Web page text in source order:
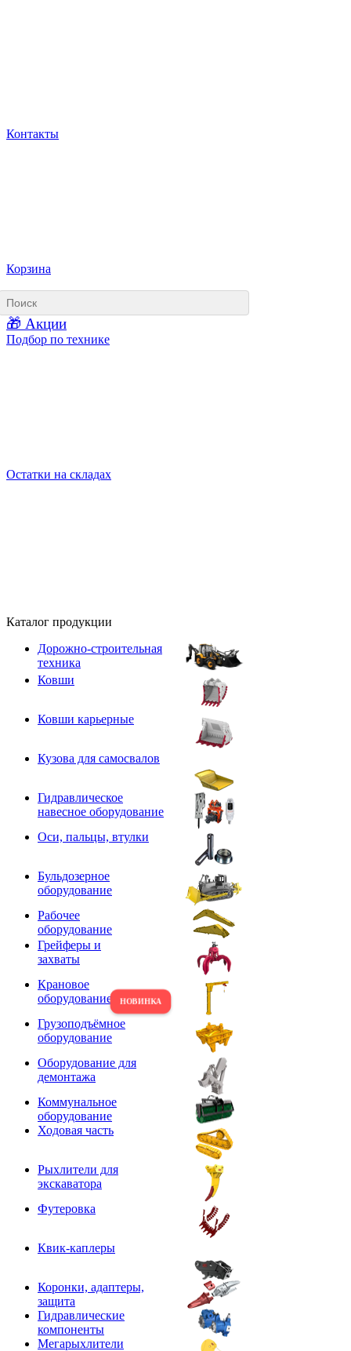
Контакты
Корзина
🎁 Акции
Подбор по технике
Остатки на складах
Каталог продукции
Дорожно-строительная
техника
Ковши
Ковши карьерные
Кузова для самосвалов
Гидравлическое
навесное оборудование
Оси, пальцы, втулки
Бульдозерное
оборудование
Рабочее
оборудование
Грейферы и
захваты
Крановое
оборудование
Грузоподъёмное
оборудование
Оборудование для
демонтажа
Коммунальное
оборудование
Ходовая часть
Рыхлители для
экскаватора
Футеровка
Квик-каплеры
Коронки, адаптеры,
защита
Гидравлические
компоненты
Мегарыхлители